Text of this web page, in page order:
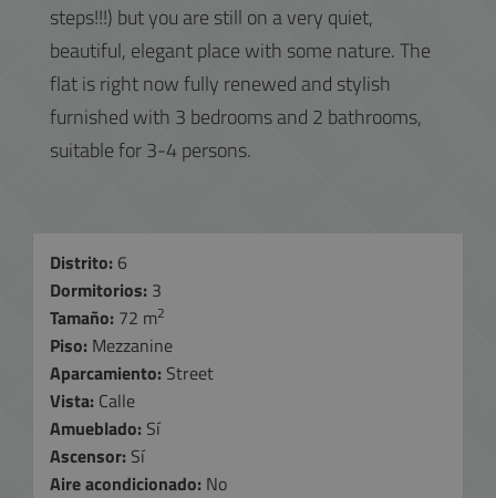
steps!!!) but you are still on a very quiet,
beautiful, elegant place with some nature. The
flat is right now fully renewed and stylish
furnished with 3 bedrooms and 2 bathrooms,
suitable for 3-4 persons.
Distrito: 6
Dormitorios: 3
Tamaño: 72 m2
Piso: Mezzanine
Aparcamiento: Street
Vista: Calle
Amueblado: Sí
Ascensor: Sí
Aire acondicionado: No